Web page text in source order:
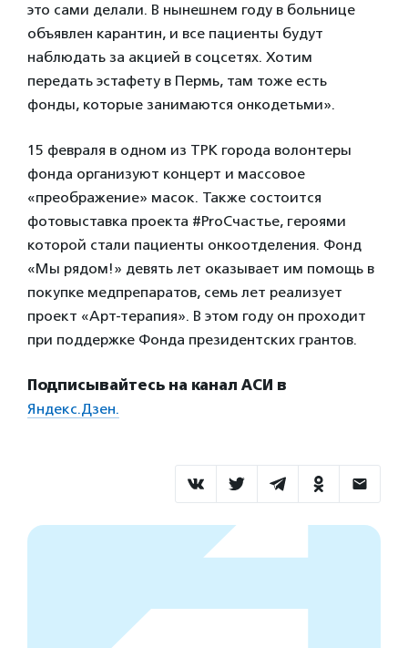
это сами делали. В нынешнем году в больнице
объявлен карантин, и все пациенты будут
наблюдать за акцией в соцсетях. Хотим
передать эстафету в Пермь, там тоже есть
фонды, которые занимаются онкодетьми».
15 февраля в одном из ТРК города волонтеры
фонда организуют концерт и массовое
«преображение» масок. Также состоится
фотовыставка проекта #ProСчастье, героями
которой стали пациенты онкоотделения. Фонд
«Мы рядом!» девять лет оказывает им помощь в
покупке медпрепаратов, семь лет реализует
проект «Арт-терапия». В этом году он проходит
при поддержке Фонда президентских грантов.
Подписывайтесь на канал АСИ в
Яндекс.Дзен.